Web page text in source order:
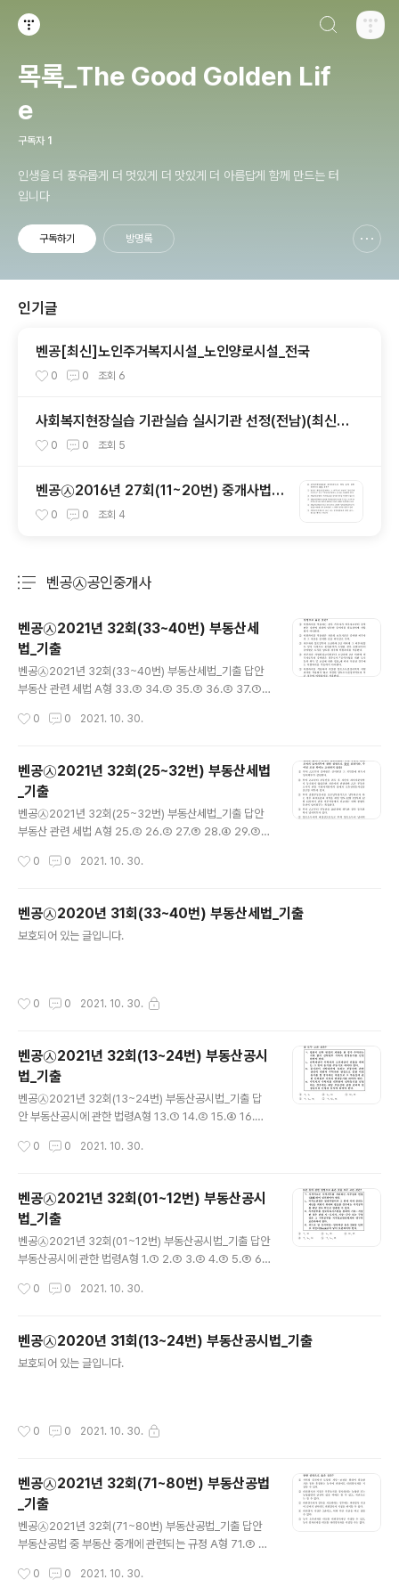
목록_The Good Golden Lif
e
구독자 1
인생을 더 풍유롭게 더 멋있게 더 맛있게 더 아름답게 함께 만드는 터
입니다
구독하기 방명록
인기글
벤공[최신]노인주거복지시설_노인양로시설_전국
0 0 조회 6
사회복지현장실습 기관실습 실시기관 선정(전남)(최신정
보)0 0 조회 5
벤공㉦2016년 27회(11~20번) 중개사법*
기출총정리
0 0 조회 4
벤공㉦공인중개사
벤공㉦2021년 32회(33~40번) 부동산세
법_기출
벤공㉦2021년 32회(33~40번) 부동산세법_기출 답안
부동산 관련 세법 A형 33.③ 34.② 35.③ 36.② 37.①
35.③ 36.① 37.② 38.① 39.⑤ 40.④
0 0 2021. 10. 30.
벤공㉦2021년 32회(25~32번) 부동산세법
_기출
벤공㉦2021년 32회(25~32번) 부동산세법_기출 답안
부동산 관련 세법 A형 25.② 26.② 27.⑤ 28.④ 29.③ 3
⑤ 28.④ 29.① 30.③ 31.④ 32.⑤
0 0 2021. 10. 30.
벤공㉦2020년 31회(33~40번) 부동산세법_기출
보호되어 있는 글입니다.
0 0 2021. 10. 30.
벤공㉦2021년 32회(13~24번) 부동산공시
법_기출
벤공㉦2021년 32회(13~24번) 부동산공시법_기출 답
안 부동산공시에 관한 법령A형 13.① 14.② 15.④ 16.⑤
산공시에 관한 법령B형 13.① 14.② 15.④ 16.⑤ 17.③ 1
0 0 2021. 10. 30.
벤공㉦2021년 32회(01~12번) 부동산공시
법_기출
벤공㉦2021년 32회(01~12번) 부동산공시법_기출 답안
부동산공시에 관한 법령A형 1.① 2.③ 3.② 4.③ 5.⑤ 6.
법령B형 1.① 2.② 3.③ 4.③ 5.⑤ 6.④ 7.① 8.⑤ 9.② 1
0 0 2021. 10. 30.
벤공㉦2020년 31회(13~24번) 부동산공시법_기출
보호되어 있는 글입니다.
0 0 2021. 10. 30.
벤공㉦2021년 32회(71~80번) 부동산공법
_기출
벤공㉦2021년 32회(71~80번) 부동산공법_기출 답안
부동산공법 중 부동산 중개에 관련되는 규정 A형 71.③ 7
③ 부동산공법 중 부동산 중개에 관련되는 규정 B형 71.③
0 0 2021. 10. 30.